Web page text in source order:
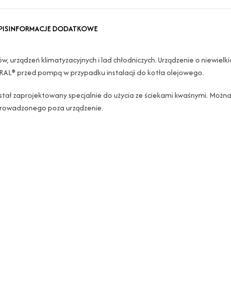
INFORMACJE DODATKOWE
klimatyzacyjnych i lad chłodniczych. Urządzenie o
przed pompą w przypadku instalacji do kotła olejowego.
zaprojektowany specjalnie do użycia ze ściekami kwaśnymi.
poza urządzenie.